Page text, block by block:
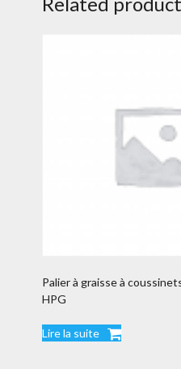
Palier à graisse à
HPG
Lire la suite